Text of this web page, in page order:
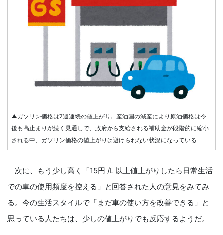
▲ガソリン価格は7週連続の値上がり。産油国の減産により原油価格は今
後も高止まりが続く見通しで、政府から支給される補助金が段階的に縮小
される中、ガソリン価格の値上がりは避けられない状況になっている
次に、もう少し高く「15円 /L 以上値上がりしたら日常生活
での車の使用頻度を控える」と回答された人の意見をみてみ
る。今の生活スタイルで「まだ車の使い方を改善できる」と
思っている人たちは、少しの値上がりでも反応するようだ。